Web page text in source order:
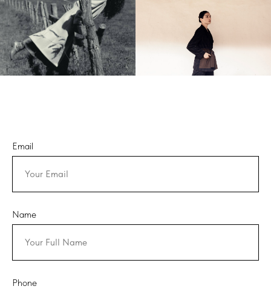
Email
Name
Phone